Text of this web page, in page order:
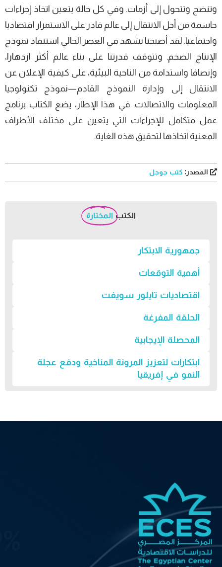
وتنضج وتتحول إلى أزمات. وفي كل حالة يتعين اتخاذ إجراءات
حاسمة من أجل الانتقال إلى عالم قادر على الاستمرار اقتصاديا
واجتماعيا. لقد أصبحنا نشهد في العصر الحالي استنفاد نموذج
الإنتاج الضخم. وتتوقف قدرتنا على بناء عالم أكثر ازدهارا،
وإنصافا واستدامة من الناحية البيئية، على كيفية الإعلان عن
الانتقال إلى وإدارة النموذج القادم—نموذج تكنولوجيا
المعلومات والاتصالات. في هذا الإطار، يضع الكتاب برنامج
عمل متكامل للإجراءات التي يتعين على مختلف الأطراف
المعنية اتخاذها لتحقيق هذه الغاية.
المصدر: كتب جوجل
الكتب المختارة
جمهورية الابتكار
أهمية التوقعات
اقتصاديات تايلور سويفت
الحلقة المفرغة
المحصلة الإيجابية
ابتكارات لتعزيز المرونة المناخية ودفع عجلة
النمو في إفريقيا